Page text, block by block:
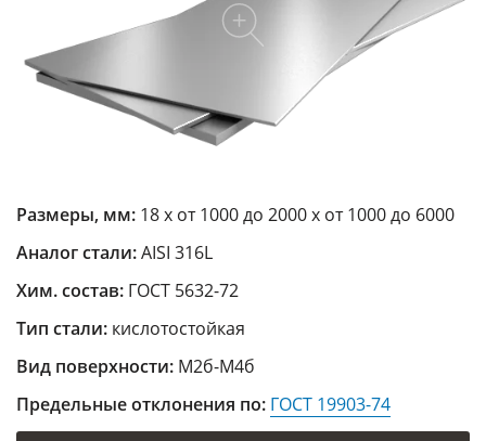
Размеры, мм: 18 х от 1000 до 2000 х от 1000 до 6000
Аналог стали:AISI 316L
Хим. состав: ГОСТ 5632-72
Тип стали: кислотостойкая
Вид поверхности: М2б-М4б
Предельные отклонения по: ГОСТ 19903-74